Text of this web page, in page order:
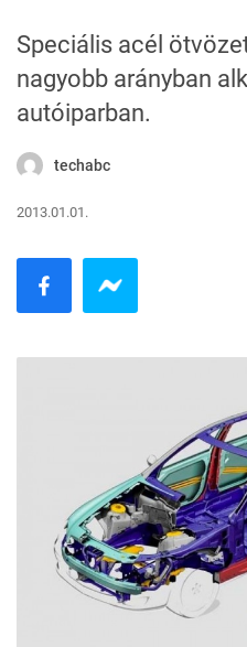
Speciális acél
nagyobb arányban
autóiparban.
techabc
2013.01.01.